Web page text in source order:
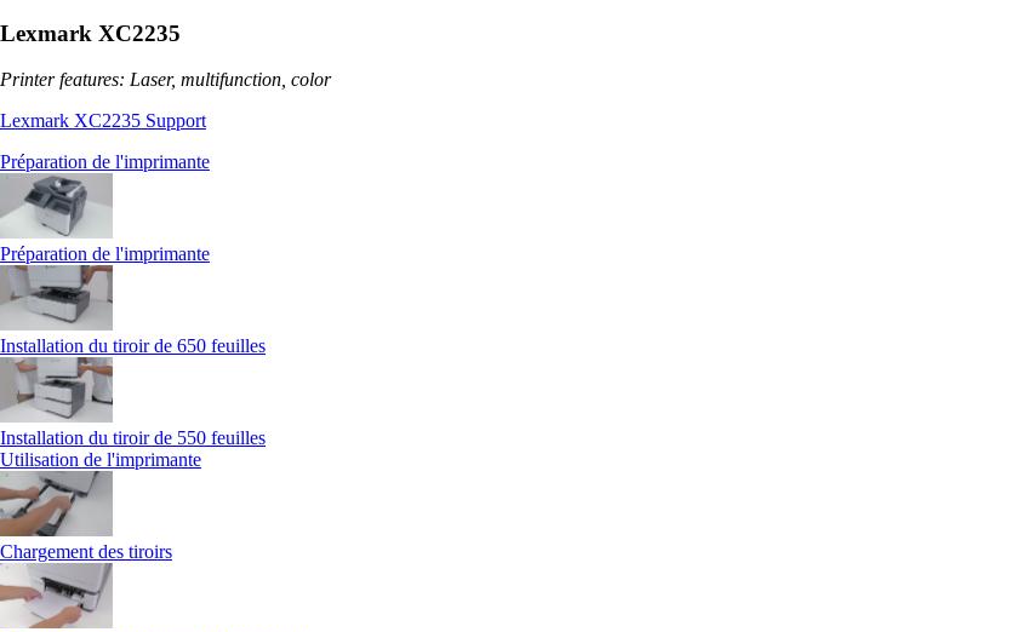
Lexmark XC2235
Printer features: Laser, multifunction, color
Lexmark XC2235 Support
Préparation de l'imprimante
Préparation de l'imprimante
Installation du tiroir de 650 feuilles
Installation du tiroir de 550 feuilles
Utilisation de l'imprimante
Chargement des tiroirs